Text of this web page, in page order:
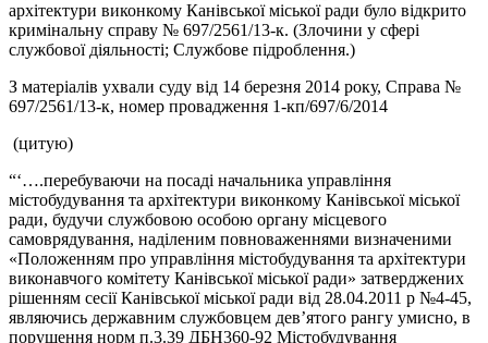
архітектури виконкому Канівської міської ради було відкрито
кримінальну справу № 697/2561/13-к. (Злочини у сфері
службової діяльності; Службове підроблення.)
З матеріалів ухвали суду від 14 березня 2014 року, Справа №
697/2561/13-к, номер провадження 1-кп/697/6/2014
(цитую)
“‘….перебуваючи на посаді начальника управління
містобудування та архітектури виконкому Канівської міської
ради, будучи службовою особою органу місцевого
самоврядування, наділеним повноваженнями визначеними
«Положенням про управління містобудування та архітектури
виконавчого комітету Канівської міської ради» затверджених
рішенням сесії Канівської міської ради від 28.04.2011 р №4-45,
являючись державним службовцем дев’ятого рангу умисно, в
порушення норм п.3.39 ДБН360-92 Містобудування